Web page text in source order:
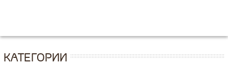
КАТЕГОРИИ